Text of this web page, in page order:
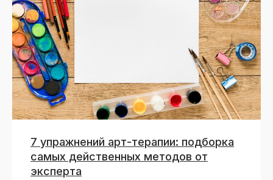
7 упражнений арт-терапии: подборка
самых действенных методов от
эксперта